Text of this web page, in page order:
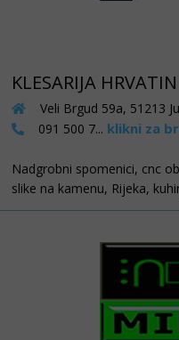
KLESARIJA HRVATIN
Veli Brgud 59a, 51213
091 500 7... klikni za
Nadgrobni spomenici, cnc
slike na kamenu, Rijeka,